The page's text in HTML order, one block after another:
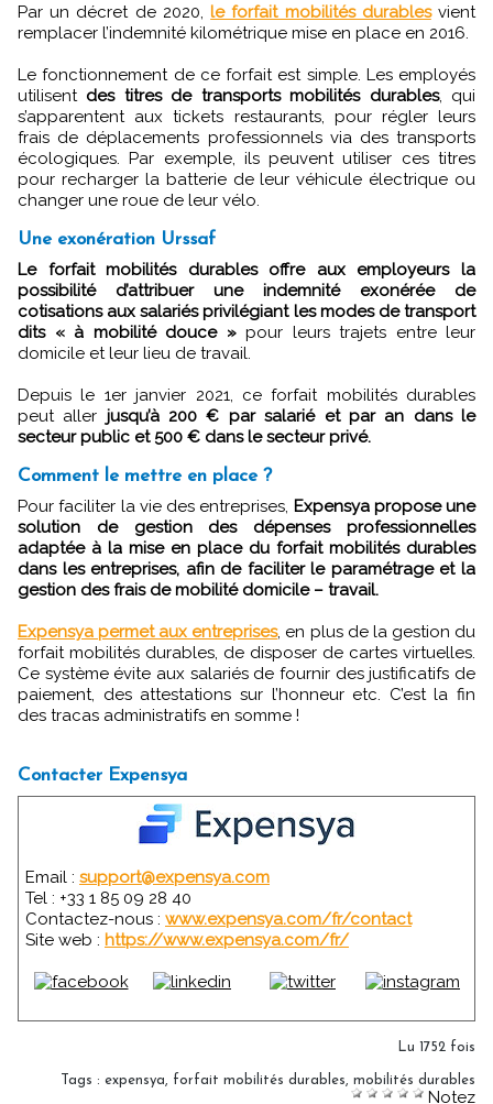
Par un décret de 2020, le forfait mobilités durablesvient
remplacer l’indemnité kilométrique mise en place en 2016.
Le fonctionnement de ce forfait est simple. Les employés
utilisent des titres de transports mobilités durables, qui
s’apparentent aux tickets restaurants, pour régler leurs
frais de déplacements professionnels via des transports
écologiques. Par exemple, ils peuvent utiliser ces titres
pour recharger la batterie de leur véhicule électrique ou
changer une roue de leur vélo.
Une exonération Urssaf
Le forfait mobilités durables offre aux employeurs la
possibilité d’attribuer une indemnité exonérée de
cotisations aux salariés privilégiant les modes de transport
dits « à mobilité douce »pour leurs trajets entre leur
domicile et leur lieu de travail.
Depuis le 1er janvier 2021, ce forfait mobilités durables
peut aller jusqu’à 200 € par salarié et par an dans le
secteur public et 500 € dans le secteur privé.
Comment le mettre en place ?
Pour faciliter la vie des entreprises, Expensya propose une
solution de gestion des dépenses professionnelles
adaptée à la mise en place du forfait mobilités durables
dans les entreprises, afin de faciliter le paramétrage et la
gestion des frais de mobilité domicile – travail.
Expensya permet aux entreprises, en plus de la gestion du
forfait mobilités durables, de disposer de cartes virtuelles.
Ce système évite aux salariés de fournir des justificatifs de
paiement, des attestations sur l’honneur etc. C’est la fin
des tracas administratifs en somme !
Contacter Expensya
Email : support@expensya.com
Tel : +33 1 85 09 28 40
Contactez-nous : www.expensya.com/fr/contact
Site web : https://www.expensya.com/fr/
Lu 1752 fois
Tags : expensya forfait mobilités durables mobilités durables
Notez